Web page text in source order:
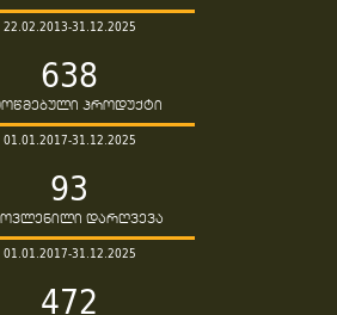
22.02.2013-31.12.2025
638
პროდუქტი
01.01.2017-31.12.2025
93
დარღვევა
01.01.2017-31.12.2025
472